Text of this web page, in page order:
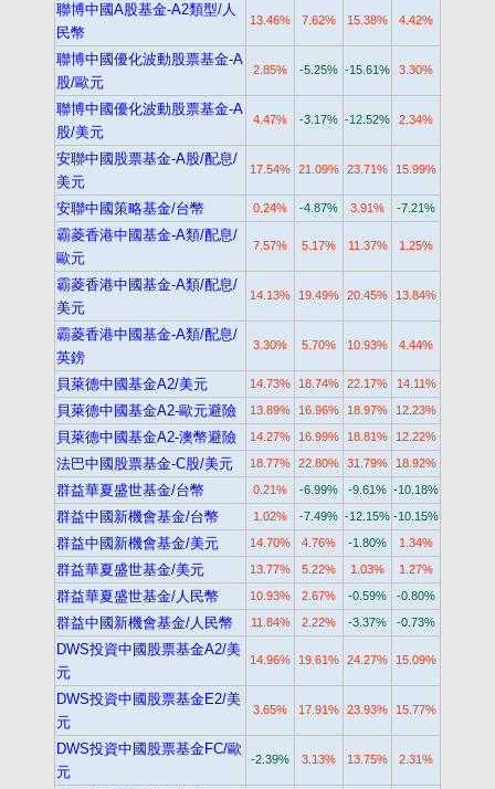
聯博中國A股基金-A2類型/人
民幣
13.46% 7.62% 15.38% 4.42%
聯博中國優化波動股票基金-A
股/歐元
2.85% -5.25% -15.61% 3.30%
聯博中國優化波動股票基金-A
股/美元
4.47% -3.17% -12.52% 2.34%
安聯中國股票基金-A股/配息/
美元
17.54% 21.09% 23.71% 15.99%
安聯中國策略基金/台幣 0.24% -4.87% 3.91% -7.21%
霸菱香港中國基金-A類/配息/
歐元
7.57% 5.17% 11.37% 1.25%
霸菱香港中國基金-A類/配息/
美元
14.13% 19.49% 20.45% 13.84%
霸菱香港中國基金-A類/配息/
英鎊
3.30% 5.70% 10.93% 4.44%
貝萊德中國基金A2/美元 14.73% 18.74% 22.17% 14.11%
貝萊德中國基金A2-歐元避險 13.89% 16.96% 18.97% 12.23%
貝萊德中國基金A2-澳幣避險 14.27% 16.99% 18.81% 12.22%
法巴中國股票基金-C股/美元 18.77% 22.80% 31.79% 18.92%
群益華夏盛世基金/台幣 0.21% -6.99% -9.61% -10.18%
群益中國新機會基金/台幣 1.02% -7.49% -12.15% -10.15%
群益中國新機會基金/美元 14.70% 4.76% -1.80% 1.34%
群益華夏盛世基金/美元 13.77% 5.22% 1.03% 1.27%
群益華夏盛世基金/人民幣 10.93% 2.67% -0.59% -0.80%
群益中國新機會基金/人民幣 11.84% 2.22% -3.37% -0.73%
DWS投資中國股票基金A2/美
元
14.96% 19.61% 24.27% 15.09%
DWS投資中國股票基金E2/美
元
3.65% 17.91% 23.93% 15.77%
DWS投資中國股票基金FC/歐
元
-2.39% 3.13% 13.75% 2.31%